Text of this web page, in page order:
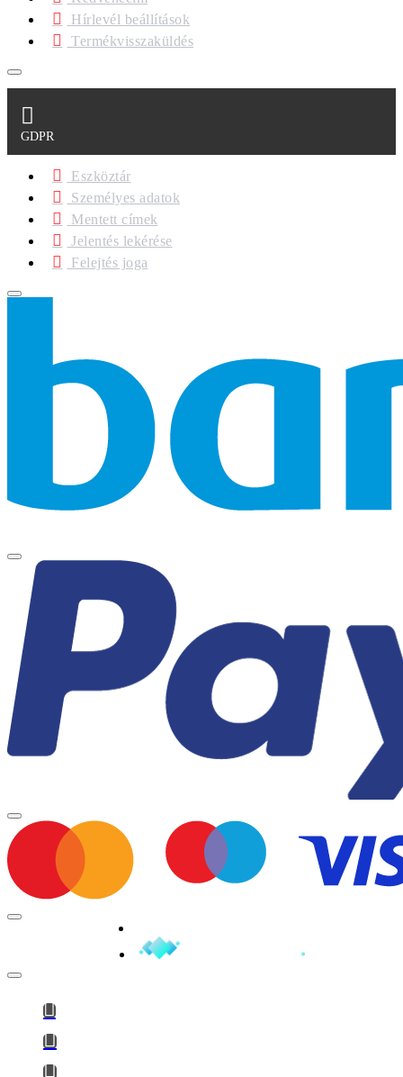
Hírlevél beállítások
Termékvisszaküldés
GDPR
Eszköztár
Személyes adatok
Mentett címek
Jelentés lekérése
Felejtés joga